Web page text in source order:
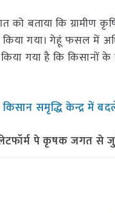
बताया कि ग्रामीण
किया गया। गेहूं फसल
किया गया है कि
समृद्धि केन्द्र में
पे कृषक जगत से